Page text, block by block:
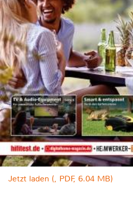
Jetzt laden (, PDF, 6.04 MB)